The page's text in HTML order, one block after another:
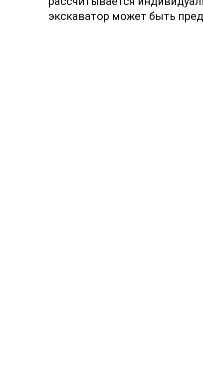
экскаватор может быть